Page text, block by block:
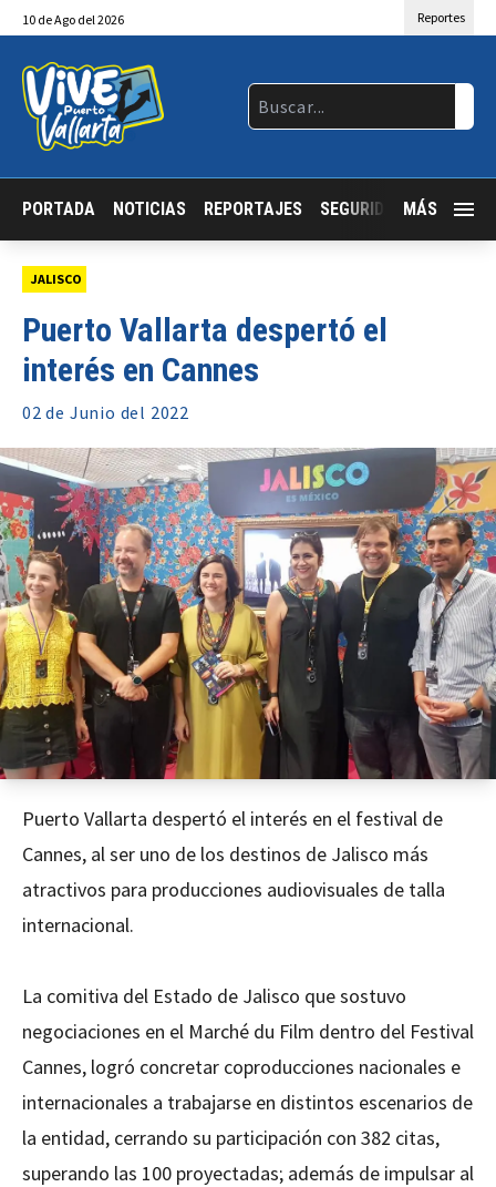
10 deAgo del 2026 Reportes
PORTADA NOTICIAS REPORTAJES SEGURIDAD JALISCO
MÁS
JALISCO
Puerto Vallarta despertó el
interés en Cannes
02 de Junio del 2022
Puerto Vallarta despertó el interés en el festival de
Cannes, al ser uno de los destinos de Jalisco más
atractivos para producciones audiovisuales de talla
internacional.
La comitiva del Estado de Jalisco que sostuvo
negociaciones en el Marché du Film dentro del Festival
Cannes, logró concretar coproducciones nacionales e
internacionales a trabajarse en distintos escenarios de
la entidad, cerrando su participación con 382 citas,
superando las 100 proyectadas; además de impulsar al